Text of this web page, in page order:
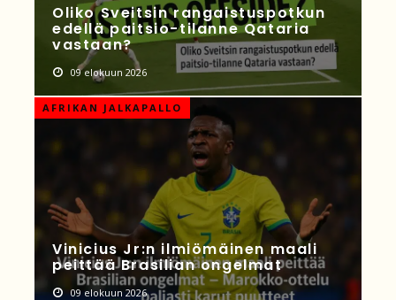
Oliko Sveitsin rangaistuspotkun
edellä paitsio-tilanne Qataria
vastaan?
09 elokuun 2026
AFRIKAN JALKAPALLO
Vinicius Jr:n ilmiömäinen maali
peittää Brasilian ongelmat
09 elokuun 2026